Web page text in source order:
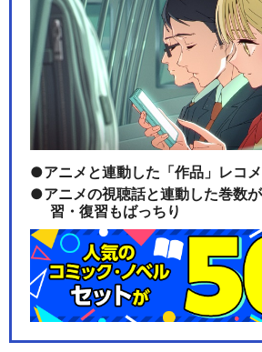
アニメと連動した「作品」レコ
アニメの視聴話と連動した巻数
習・復習もばっちり